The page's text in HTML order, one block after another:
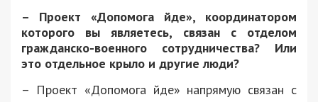
– Проект «Допомога йде», координатором
которого вы являетесь, связан с отделом
гражданско-военного сотрудничества? Или
это отдельное крыло и другие люди?
– Проект «Допомога йде» напрямую связан с